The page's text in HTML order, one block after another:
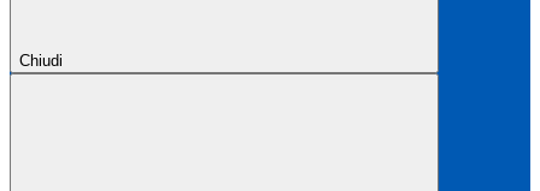
Chiudi